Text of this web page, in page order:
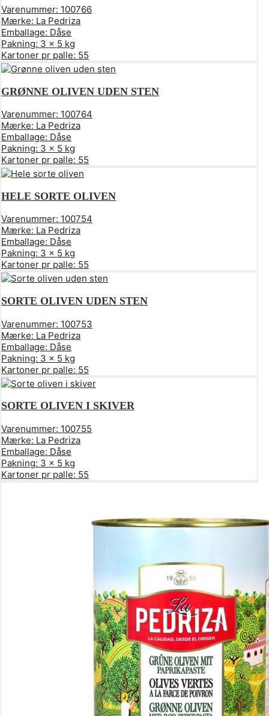
Varenummer: 100766
Mærke: La Pedriza
Emballage: Dåse
Pakning: 3 x 5 kg
Kartoner pr palle: 55
GRØNNE OLIVEN UDEN STEN
Varenummer: 100764
Mærke: La Pedriza
Emballage: Dåse
Pakning: 3 x 5 kg
Kartoner pr palle: 55
HELE SORTE OLIVEN
Varenummer: 100754
Mærke: La Pedriza
Emballage: Dåse
Pakning: 3 x 5 kg
Kartoner pr palle: 55
SORTE OLIVEN UDEN STEN
Varenummer: 100753
Mærke: La Pedriza
Emballage: Dåse
Pakning: 3 x 5 kg
Kartoner pr palle: 55
SORTE OLIVEN I SKIVER
Varenummer: 100755
Mærke: La Pedriza
Emballage: Dåse
Pakning: 3 x 5 kg
Kartoner pr palle: 55